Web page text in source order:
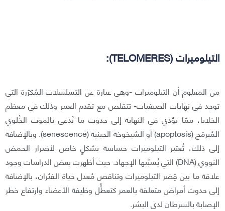
التيلوميرات (TELOMERES):
من المعلوم أن التيلوميرات -وهي عبارة عن التسلسلات المُكرَّرة التي
توجد في نهايات الصبغيات- تتقلص مع تقدم العمر وذلك في معظم
الخلايا، ممّا يؤدي في النهاية إلى حدوث ما يُدعى بالموت الخُلوي
المُبرمَج (apoptosis) أو الشيخوخة الجينية (senescence). وبالإضافة
إلى ذلك، تُعتبر التيلوميرات حساسة بشكلٍ خاص لأضرار الحمض
النووي (DNA) التي يُسبّبها الإجهاد. حيث أظهرت بعض الدراسات وجود
علاقة ما بين قِصَر التيلوميرات وتناقص مُعدل حياة الفئران، بالإضافة
إلى حدوث أمراض متعلقة بالعمر كتعطُّل وظيفة الأعضاء وارتفاع خطر
الإصابة بالسرطان لدى البشر.